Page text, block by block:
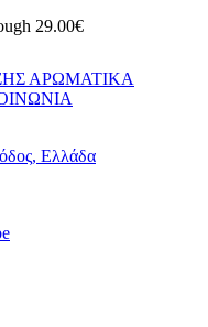
29.00€
ΑΡΩΜΑΤΙΚΑ
Ελλάδα